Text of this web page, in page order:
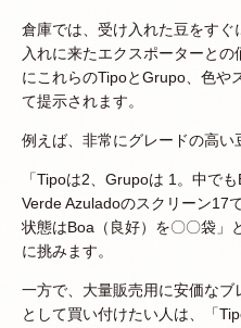
倉庫では、受け入れた豆をす
入れに来たエクスポーターと
にこれらのTipoとGrupo、色や
て提示されます。
例えば、非常にグレードの高い
「Tipoは2、Grupoは 1。中で
Verde Azuladoのスクリーン17
状態はBoa（良好）を〇〇袋」
に挑みます。
一方で、大量販売用に安価な
として買い付けたい人は、「